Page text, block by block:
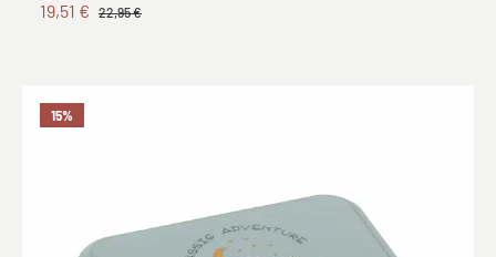
19,51 € 22,95 €
15%